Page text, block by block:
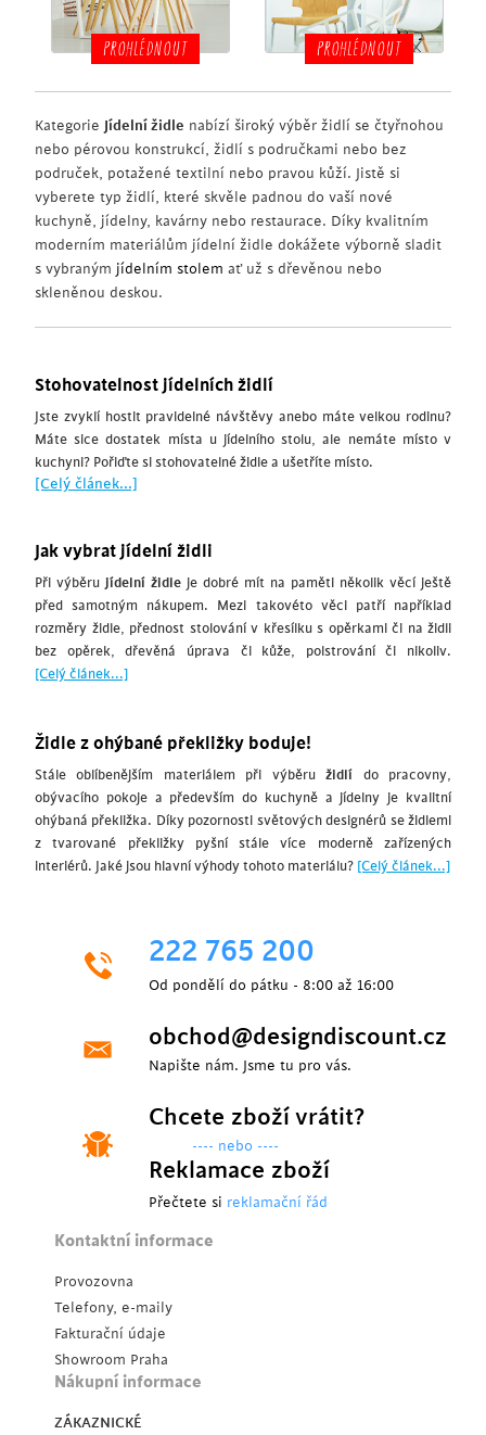
PROHLÉDNOUT PROHLÉDNOUT
Kategorie Jídelní židle nabízí široký výběr židlí se čtyřnohou
nebo pérovou konstrukcí, židlí s područkami nebo bez
područek, potažené textilní nebo pravou kůží. Jistě si
vyberete typ židlí, které skvěle padnou do vaší nové
kuchyně, jídelny, kavárny nebo restaurace. Díky kvalitním
moderním materiálům jídelní židle dokážete výborně sladit
s vybraným jídelním stolem ať už s dřevěnou nebo
skleněnou deskou.
Stohovatelnost jídelních židlí
Jste zvyklí hostit pravidelné návštěvy anebo máte velkou rodinu?
Máte sice dostatek místa u jídelního stolu, ale nemáte místo v
kuchyni? Pořiďte si stohovatelné židle a ušetříte místo.
[Celý článek...]
Jak vybrat jídelní židli
Při výběru jídelní židle je dobré mít na paměti několik věcí ještě
před samotným nákupem. Mezi takovéto věci patří například
rozměry židle, přednost stolování v křesílku s opěrkami či na židli
bez opěrek, dřevěná úprava či kůže, polstrování či nikoliv.
[Celý článek...]
Židle z ohýbané překližky boduje!
Stále oblíbenějším materiálem při výběružidlí do pracovny,
obývacího pokoje a především do kuchyně a jídelny je kvalitní
ohýbaná překližka. Díky pozornosti světových designérů se židlemi
z tvarované překližky pyšní stále více moderně zařízených
interiérů. Jaké jsou hlavní výhody tohoto materiálu? [Celý článek...]
222 765 200
Od pondělí do pátku - 8:00 až 16:00
obchod@designdiscount.cz
Napište nám. Jsme tu pro vás.
Chcete zboží vrátit?
---- nebo ----
Reklamace zboží
Přečtete si reklamační řád
Kontaktní informace
Provozovna
Telefony, e-maily
Fakturační údaje
Showroom Praha
Nákupní informace
ZÁKAZNICKÉ